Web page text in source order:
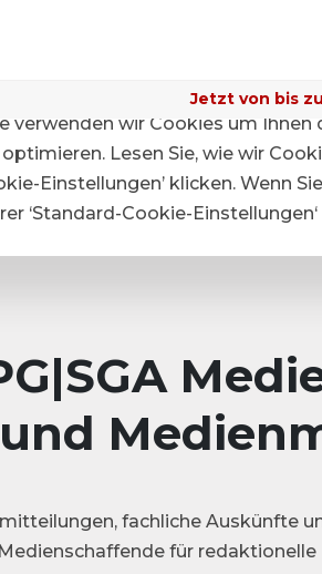
Jetzt von bis
Medien
fachliche Auskünfte
für
verwenden wir Cookies um
Lesen Sie, wie wir
Einstellungen’ klicken. Wenn
‘Standard-Cookie-Einstellungen‘